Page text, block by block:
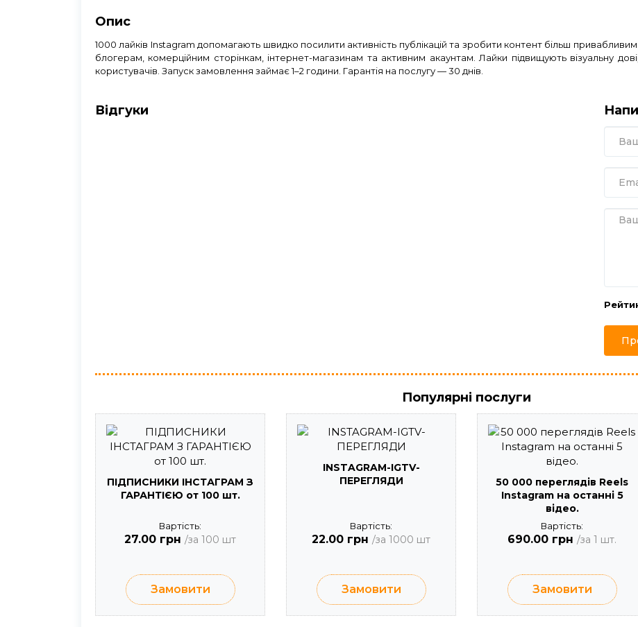
Опис
1000 лайків Instagram допомагають швидко посилити активність публікацій та зробити контент більш привабливим
блогерам, комерційним сторінкам, інтернет-магазинам та активним акаунтам. Лайки підвищують візуальну
користувачів. Запуск замовлення займає 1–2 години. Гарантія на послугу — 30 днів.
Відгуки
Популярні послуги
ПІДПИСНИКИ ІНСТАГРАМ З
ГАРАНТІЄЮ от 100 шт.
Вартість:
27.00 грн /за 100 шт
Замовити
INSTAGRAM-IGTV-
ПЕРЕГЛЯДИ
Вартість:
22.00 грн /за 1000 шт
Замовити
50 000 переглядів Reels
Instagram на останні 5
відео.
Вартість:
690.00 грн /за 1 шт.
Замовити